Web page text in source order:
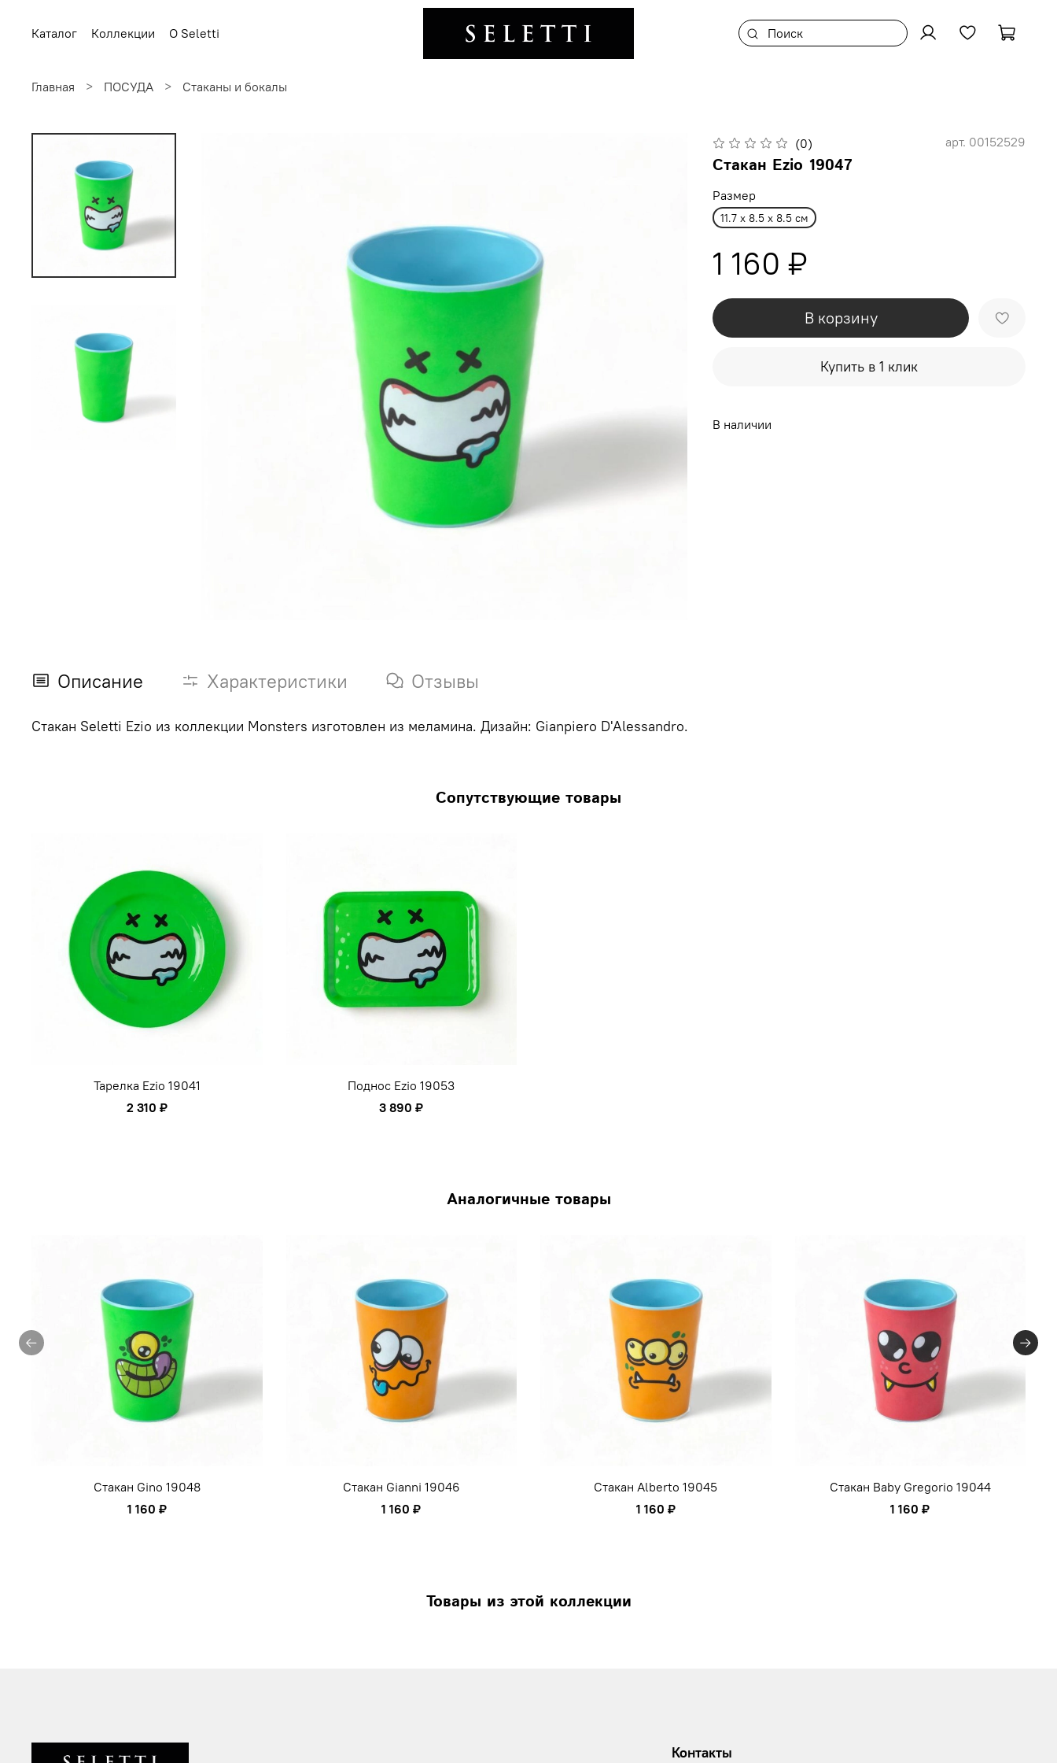
Каталог Коллекции О Seletti
Главная ПОСУДА Стаканы и бокалы
(0) арт. 00152529
Стакан Ezio 19047
Размер
11.7 x 8.5 x 8.5 см
1 160 ₽
В корзину
Купить в 1 клик
В наличии
Описание Характеристики Отзывы
Стакан Seletti Ezio из коллекции Monsters изготовлен из меламина. Дизайн: Gianpiero D'Alessandro.
Сопутствующие товары
Тарелка Ezio 19041
2 310 ₽
Поднос Ezio 19053
3 890 ₽
Аналогичные товары
Стакан Gino 19048
1 160 ₽
Стакан Gianni 19046
1 160 ₽
Стакан Alberto 19045
1 160 ₽
Стакан Baby Gregorio 19044
1 160 ₽
Товары из этой коллекции
Контакты